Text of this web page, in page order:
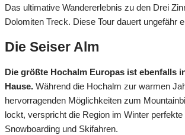
Das ultimative Wandererlebnis zu den Drei
Dolomiten Treck. Diese Tour dauert ungefähr
Die Seiser Alm
Die größte Hochalm Europas ist ebenfalls
Hause. Während die Hochalm zur warmen
hervorragenden Möglichkeiten zum
lockt, verspricht die Region im Winter
Snowboarding und Skifahren.